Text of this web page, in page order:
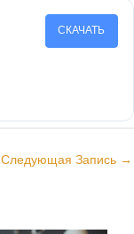
СКАЧАТЬ
Следующая Запись →